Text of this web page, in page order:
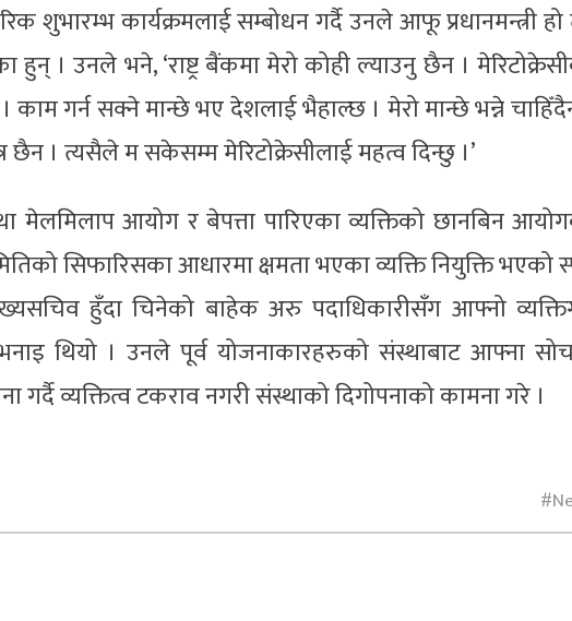
शुभारम्भ कार्यक्रमलाई सम्बोधन गर्दै उनले आफू प्रधानमन्त्री
। उनले भने, ‘राष्ट्र बैंकमा मेरो कोही ल्याउनु छैन ।
काम गर्न सक्ने मान्छे भए देशलाई भैहाल्छ । मेरो मान्छे भन्ने
छैन । त्यसैले म सकेसम्म मेरिटोक्रेसीलाई महत्व दिन्छु ।’
मेलमिलाप आयोग र बेपत्ता पारिएका व्यक्तिको छानबिन
सिफारिसका आधारमा क्षमता भएका व्यक्ति नियुक्ति भएको
हुँदा चिनेको बाहेक अरु पदाधिकारीसँग आफ्नो
थियो । उनले पूर्व योजनाकारहरुको संस्थाबाट आफ्ना
व्यक्तित्व टकराव नगरी संस्थाको दिगोपनाको कामना गरे ।